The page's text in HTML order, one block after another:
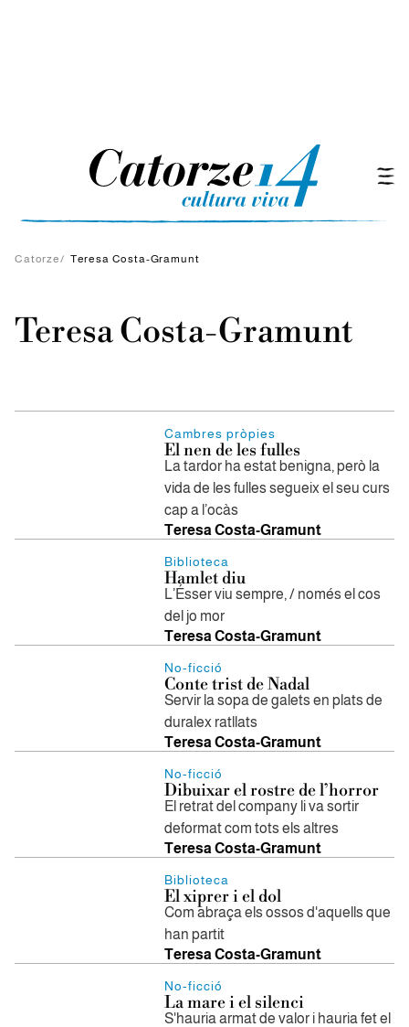
Catorze/ Teresa Costa-Gramunt
Teresa Costa-Gramunt
Cambres pròpies
El nen de les fulles
La tardor ha estat benigna, però la
vida de les fulles segueix el seu curs
cap a l’ocàs
Teresa Costa-Gramunt
Biblioteca
Hamlet diu
L’Ésser viu sempre, / només el cos
del jo mor
Teresa Costa-Gramunt
No-ficció
​Conte trist de Nadal
Servir la sopa de galets en plats de
duralex ratllats
Teresa Costa-Gramunt
No-ficció
​Dibuixar el rostre de l’horror
El retrat del company li va sortir
deformat com tots els altres
Teresa Costa-Gramunt
Biblioteca
El xiprer i el dol
Com abraça els ossos d'aquells que
han partit
Teresa Costa-Gramunt
No-ficció
La mare i el silenci
S'hauria armat de valor i hauria fet el